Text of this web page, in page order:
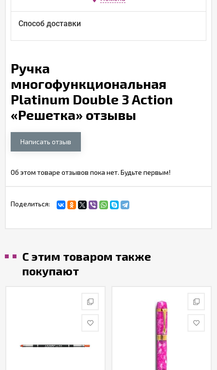
Способ доставки
Ручка
многофункциональная
Platinum Double 3 Action
«Решетка» отзывы
Написать отзыв
Об этом товаре отзывов пока нет. Будьте первым!
Поделиться:
С этим товаром также
покупают